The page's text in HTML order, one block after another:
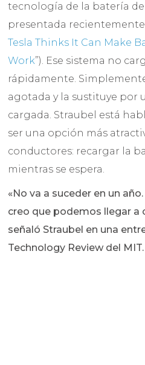
tecnología de la batería
presentada recientemente
Tesla Thinks It Can Make
Work”). Ese sistema no
rápidamente.
agotada y la sustituye por
cargada. Straubel está
ser una opción más
conductores: recargar la
mientras se espera.
«No va a suceder en un
creo que podemos llegar a
señaló Straubel en una
Technology Review del MIT.